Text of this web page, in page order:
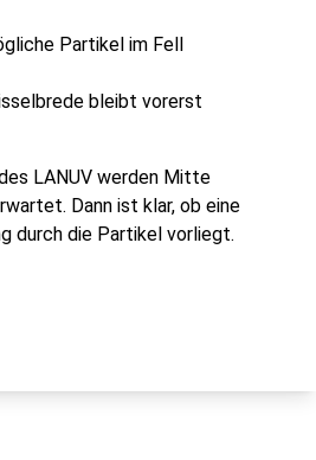
Partikel im Fell
bleibt vorerst
LANUV werden Mitte
Dann ist klar, ob eine
durch die Partikel vorliegt.